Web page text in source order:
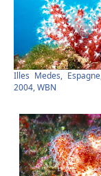
Illes Medes,
2004, WBN